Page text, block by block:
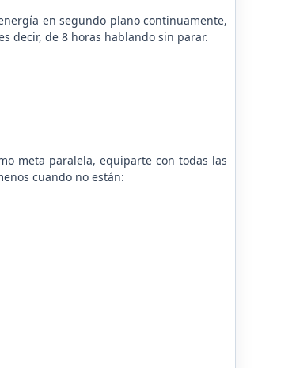
en segundo plano continuamente,
decir, de 8 horas hablando sin parar.
meta paralela, equiparte con todas las
cuando no están: